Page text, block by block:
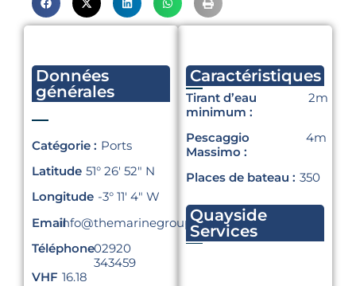
Données
générales
Catégorie : Ports
Latitude 51° 26′ 52″ N
Longitude
-3° 11′ 4″ W
Emailinfo@themarinegroup.co.uk
Téléphone02920
343459
VHF 16.18
Caractéristiques
Tirant d’eau
minimum :
2m
Pescaggio
Massimo :
4m
Places de bateau : 350
Quayside
Services